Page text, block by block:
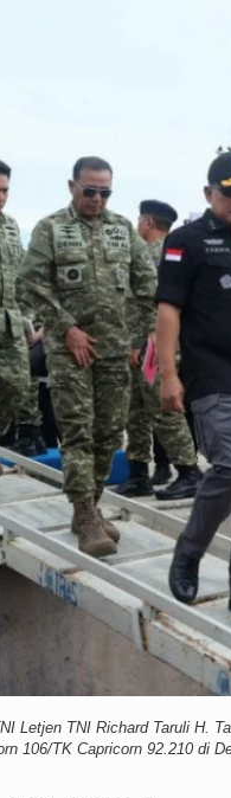
Letjen TNI Richard Taruli H.
106/TK Capricorn 92.210 di